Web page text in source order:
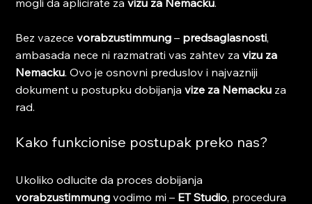
mogli da aplicirate za vizu za Nemacku.
Bez vazece vorabzustimmung – predsaglasnosti,
ambasada nece ni razmatrati vas zahtev za vizu za
Nemacku. Ovo je osnovni preduslov i najvazniji
dokument u postupku dobijanja vize za Nemacku za
rad.
Kako funkcionise postupak preko nas?
Ukoliko odlucite da proces dobijanja
vorabzustimmung vodimo mi – ET Studio, procedura